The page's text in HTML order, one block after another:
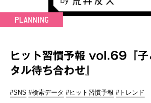
ヒット習慣予報 vol.69『子
タル待ち合わせ』
#SNS #検索データ #ヒット習慣予報 #トレンド